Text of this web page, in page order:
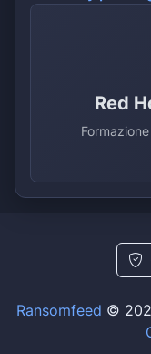
Red
Ransomfeed ©